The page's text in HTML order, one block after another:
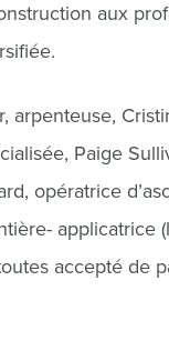
aux
arpenteuse,
Paige
opératrice
applicatrice
accepté de